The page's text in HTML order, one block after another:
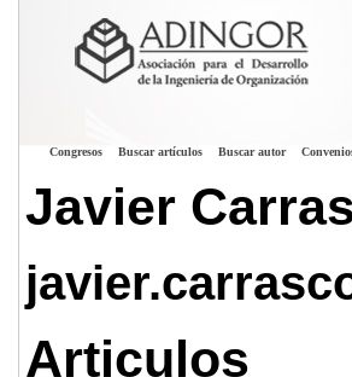
Congresos Buscar artículos Buscar autor
Javier
Articulos